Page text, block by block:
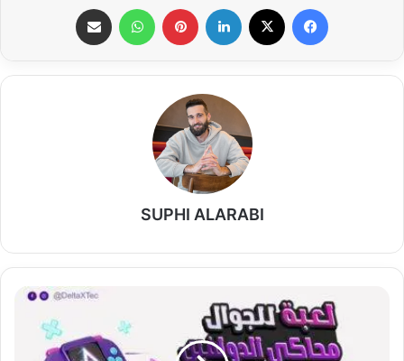
فيسبوك لينكدإن بينتيريست واتساب
SUPHI ALARABI